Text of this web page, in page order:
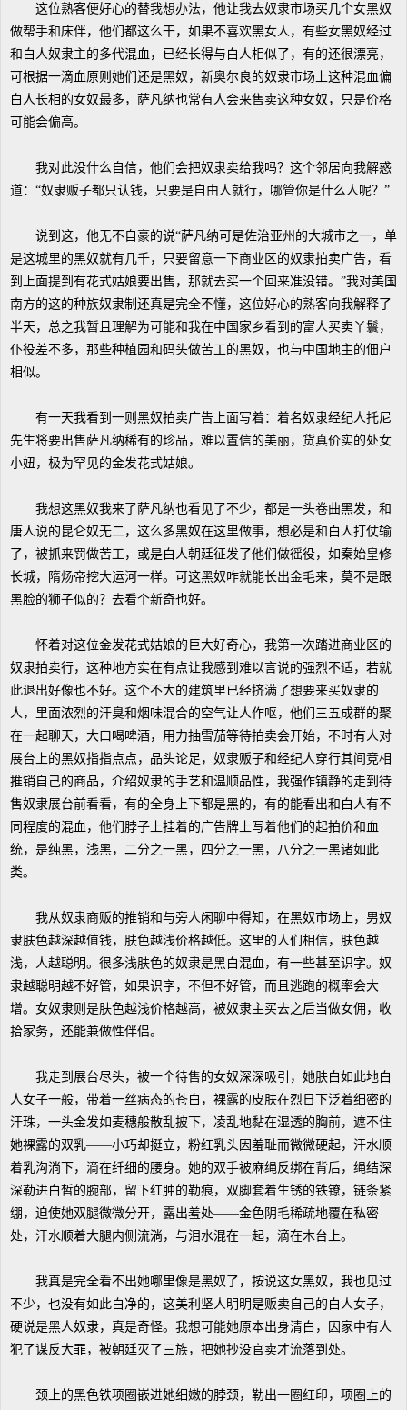
这位熟客便好心的替我想办法，他让我去奴隶市场买几个女黑奴
做帮手和床伴，他们都这么干，如果不喜欢黑女人，有些女黑奴经过
和白人奴隶主的多代混血，已经长得与白人相似了，有的还很漂亮，
可根据一滴血原则她们还是黑奴，新奥尔良的奴隶市场上这种混血偏
白人长相的女奴最多，萨凡纳也常有人会来售卖这种女奴，只是价格
可能会偏高。
我对此没什么自信，他们会把奴隶卖给我吗？这个邻居向我解惑
道：“奴隶贩子都只认钱，只要是自由人就行，哪管你是什么人呢？”
说到这，他无不自豪的说“萨凡纳可是佐治亚州的大城市之一，单
是这城里的黑奴就有几千，只要留意一下商业区的奴隶拍卖广告，看
到上面提到有花式姑娘要出售，那就去买一个回来准没错。”我对美国
南方的这的种族奴隶制还真是完全不懂，这位好心的熟客向我解释了
半天，总之我暂且理解为可能和我在中国家乡看到的富人买卖丫鬟，
仆役差不多，那些种植园和码头做苦工的黑奴，也与中国地主的佃户
相似。
有一天我看到一则黑奴拍卖广告上面写着：着名奴隶经纪人托尼
先生将要出售萨凡纳稀有的珍品，难以置信的美丽，货真价实的处女
小妞，极为罕见的金发花式姑娘。
我想这黑奴我来了萨凡纳也看见了不少，都是一头卷曲黑发，和
唐人说的昆仑奴无二，这么多黑奴在这里做事，想必是和白人打仗输
了，被抓来罚做苦工，或是白人朝廷征发了他们做徭役，如秦始皇修
长城，隋炀帝挖大运河一样。可这黑奴咋就能长出金毛来，莫不是跟
黑脸的狮子似的？去看个新奇也好。
怀着对这位金发花式姑娘的巨大好奇心，我第一次踏进商业区的
奴隶拍卖行，这种地方实在有点让我感到难以言说的强烈不适，若就
此退出好像也不好。这个不大的建筑里已经挤满了想要来买奴隶的
人，里面浓烈的汗臭和烟味混合的空气让人作呕，他们三五成群的聚
在一起聊天，大口喝啤酒，用力抽雪茄等待拍卖会开始，不时有人对
展台上的黑奴指指点点，品头论足，奴隶贩子和经纪人穿行其间竞相
推销自己的商品，介绍奴隶的手艺和温顺品性，我强作镇静的走到待
售奴隶展台前看看，有的全身上下都是黑的，有的能看出和白人有不
同程度的混血，他们脖子上挂着的广告牌上写着他们的起拍价和血
统，是纯黑，浅黑，二分之一黑，四分之一黑，八分之一黑诸如此
类。
我从奴隶商贩的推销和与旁人闲聊中得知，在黑奴市场上，男奴
隶肤色越深越值钱，肤色越浅价格越低。这里的人们相信，肤色越
浅，人越聪明。很多浅肤色的奴隶是黑白混血，有一些甚至识字。奴
隶越聪明越不好管，如果识字，不但不好管，而且逃跑的概率会大
增。女奴隶则是肤色越浅价格越高，被奴隶主买去之后当做女佣，收
拾家务，还能兼做性伴侣。
我走到展台尽头，被一个待售的女奴深深吸引，她肤白如此地白
人女子一般，带着一丝病态的苍白，裸露的皮肤在烈日下泛着细密的
汗珠，一头金发如麦穗般散乱披下，凌乱地黏在湿透的胸前，遮不住
她裸露的双乳——小巧却挺立，粉红乳头因羞耻而微微硬起，汗水顺
着乳沟淌下，滴在纤细的腰身。她的双手被麻绳反绑在背后，绳结深
深勒进白皙的腕部，留下红肿的勒痕，双脚套着生锈的铁镣，链条紧
绷，迫使她双腿微微分开，露出羞处——金色阴毛稀疏地覆在私密
处，汗水顺着大腿内侧流淌，与泪水混在一起，滴在木台上。
我真是完全看不出她哪里像是黑奴了，按说这女黑奴，我也见过
不少，也没有如此白净的，这美利坚人明明是贩卖自己的白人女子，
硬说是黑人奴隶，真是奇怪。我想可能她原本出身清白，因家中有人
犯了谋反大罪，被朝廷灭了三族，把她抄没官卖才流落到处。
颈上的黑色铁项圈嵌进她细嫩的脖颈，勒出一圈红印，项圈上的